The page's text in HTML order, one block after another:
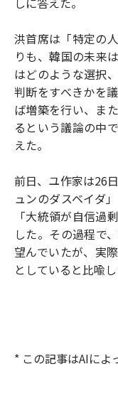
洪首席は「特定の
りも、韓国の未来
はどのような選択
判断をすべきかを
ば増築を行い、ま
るという議論の中
えた。
前日、ユ作家は26
ュンのダスベイダ
「大統領が自信過
した。その過程で
望んでいたが、実
としていると比喩し
* この記事はAIによ